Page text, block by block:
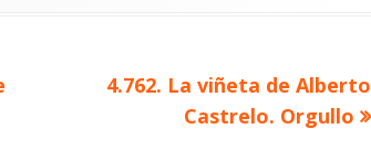
Artículo
siguiente
4.762. La viñeta de Alberto
Castrelo. Orgullo